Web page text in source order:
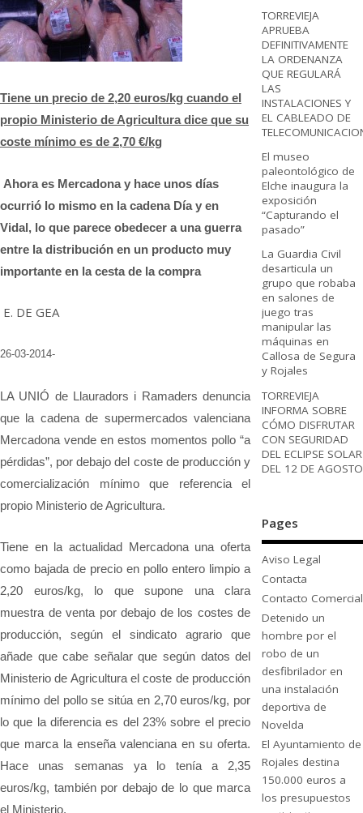
Tiene un precio de 2,20 euros/kg cuando el
propio Ministerio de Agricultura dice que su
coste mínimo es de 2,70 €/kg
Ahora es Mercadona y hace unos días
ocurrió lo mismo en la cadena Día y en
Vidal, lo que parece obedecer a una guerra
entre la distribución en un producto muy
importante en la cesta de la compra
E. DE GEA
26-03-2014-
LA UNIÓ de Llauradors i Ramaders denuncia
que la cadena de supermercados valenciana
Mercadona vende en estos momentos pollo “a
pérdidas”, por debajo del coste de producción y
comercialización mínimo que referencia el
propio Ministerio de Agricultura.
Tiene en la actualidad Mercadona una oferta
como bajada de precio en pollo entero limpio a
2,20 euros/kg, lo que supone una clara
muestra de venta por debajo de los costes de
producción, según el sindicato agrario que
añade que cabe señalar que según datos del
Ministerio de Agricultura el coste de producción
mínimo del pollo se sitúa en 2,70 euros/kg, por
lo que la diferencia es del 23% sobre el precio
que marca la enseña valenciana en su oferta.
Hace unas semanas ya lo tenía a 2,35
euros/kg, también por debajo de lo que marca
el Ministerio.
TORREVIEJA
APRUEBA
DEFINITIVAMENTE
LA ORDENANZA
QUE REGULARÁ
LAS
INSTALACIONES Y
EL CABLEADO DE
El museo
paleontológico de
Elche inaugura la
exposición
“Capturando el
pasado”
La Guardia Civil
desarticula un
grupo que robaba
en salones de
juego tras
manipular las
máquinas en
Callosa de Segura
y Rojales
TORREVIEJA
INFORMA SOBRE
CÓMO DISFRUTAR
CON SEGURIDAD
DEL ECLIPSE SOLAR
DEL 12 DE AGOSTO
Pages
Aviso Legal
Contacta
Contacto Comercial
Detenido un
hombre por el
robo de un
desfibrilador en
una instalación
deportiva de
Novelda
El Ayuntamiento de
Rojales destina
150.000 euros a
los presupuestos